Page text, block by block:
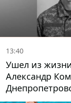
13:40
Ушел из
Александр